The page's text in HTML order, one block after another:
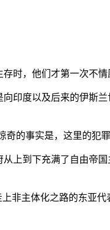
时，他们才第一次不情
印度以及后来的伊斯
的事实是，这里的犯
上到下充满了自由帝
非主体化之路的东亚